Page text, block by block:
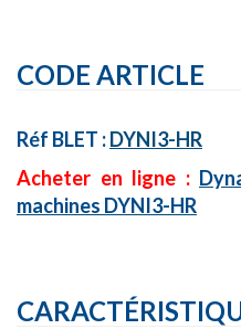
CODE ARTICLE
Réf BLET :DYNI3-HR
Acheter en ligne :
machines DYNI3-HR